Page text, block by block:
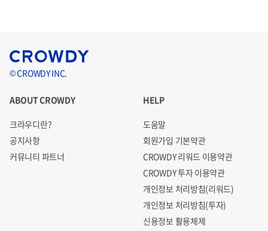
© CROWDY INC.
ABOUT CROWDY
크라우디란?
공지사항
커뮤니티 파트너
HELP
도움말
회원가입 기본약관
CROWDY 리워드 이용약관
CROWDY 투자 이용약관
개인정보 처리방침(리워드)
개인정보 처리방침(투자)
신용정보 활용체제